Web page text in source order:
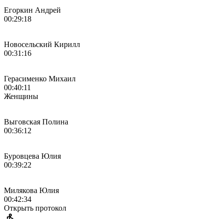
Егоркин Андрей
00:29:18
Новосельский Кирилл
00:31:16
Герасименко Михаил
00:40:11
Женщины
Выговская Полина
00:36:12
Буровцева Юлия
00:39:22
Милякова Юлия
00:42:34
Открыть протокол